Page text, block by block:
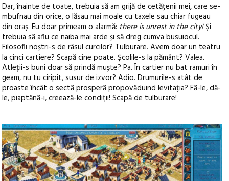
Dar, înainte de toate, trebuia să am grijă de cetățenii mei, care se-
mbufnau din orice, o lăsau mai moale cu taxele sau chiar fugeau
din oraș. Eu doar primeam o alarmă: there is unrest in the city!Și
trebuia să aflu ce naiba mai arde și să dreg cumva busuiocul.
Filosofii noștri-s de râsul curcilor? Tulburare. Avem doar un teatru
la cinci cartiere? Scapă cine poate. Școlile-s la pământ? Valea.
Atleții-s buni doar să prindă muște? Pa. În cartier nu bat ramuri în
geam, nu tu ciripit, susur de izvor? Adio. Drumurile-s atât de
proaste încât o sectă prosperă propovăduind levitația? Fă-le, dă-
le, piaptănă-i, creează-le condiții! Scapă de tulburare!